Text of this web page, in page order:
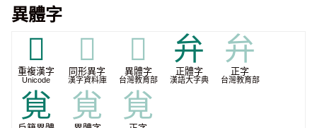
異體字
𡭪
重複漢字
Unicode
𡭪
同形異字
漢字資料庫
𡭪
異體字
台灣教育部
弁
正體字
漢語大字典
弁
正字
台灣教育部
覍 覍 覍